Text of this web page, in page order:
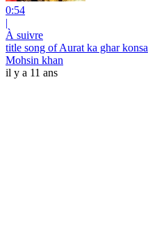
0:54
|
À suivre
title song of Aurat ka ghar konsa
Mohsin khan
il y a 11 ans